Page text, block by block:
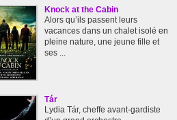
Knock at the Cabin
Alors qu’ils passent leurs
vacances dans un chalet isolé en
pleine nature, une jeune fille et
ses ...
Tár
Lydia Tár, cheffe avant-gardiste